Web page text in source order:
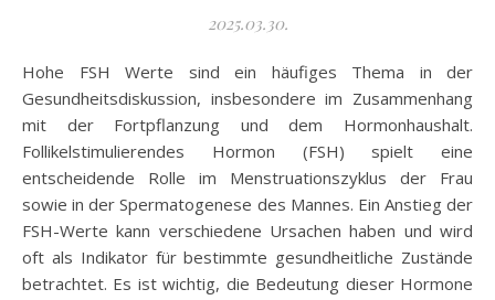
2025.03.30.
Hohe FSH Werte sind ein häufiges Thema in der
Gesundheitsdiskussion, insbesondere im Zusammenhang
mit der Fortpflanzung und dem Hormonhaushalt.
Follikelstimulierendes Hormon (FSH) spielt eine
entscheidende Rolle im Menstruationszyklus der Frau
sowie in der Spermatogenese des Mannes. Ein Anstieg der
FSH-Werte kann verschiedene Ursachen haben und wird
oft als Indikator für bestimmte gesundheitliche Zustände
betrachtet. Es ist wichtig, die Bedeutung dieser Hormone